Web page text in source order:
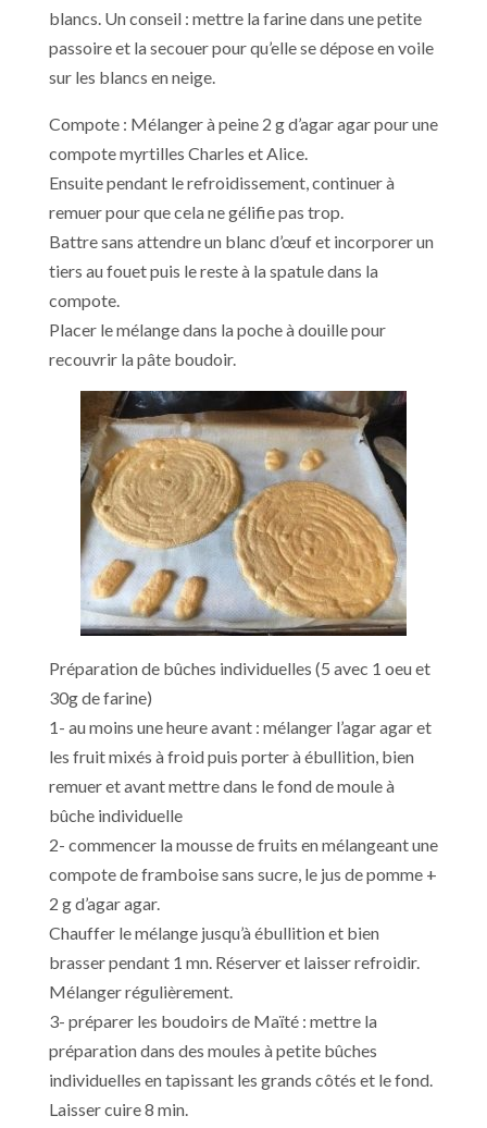
blancs. Un conseil : mettre la farine dans une petite
passoire et la secouer pour qu’elle se dépose en voile
sur les blancs en neige.
Compote : Mélanger à peine 2 g d’agar agar pour une
compote myrtilles Charles et Alice.
Ensuite pendant le refroidissement, continuer à
remuer pour que cela ne gélifie pas trop.
Battre sans attendre un blanc d’œuf et incorporer un
tiers au fouet puis le reste à la spatule dans la
compote.
Placer le mélange dans la poche à douille pour
recouvrir la pâte boudoir.
Préparation de bûches individuelles (5 avec 1 oeu et
30g de farine)
1- au moins une heure avant : mélanger l’agar agar et
les fruit mixés à froid puis porter à ébullition, bien
remuer et avant mettre dans le fond de moule à
bûche individuelle
2- commencer la mousse de fruits en mélangeant une
compote de framboise sans sucre, le jus de pomme +
2 g d’agar agar.
Chauffer le mélange jusqu’à ébullition et bien
brasser pendant 1 mn. Réserver et laisser refroidir.
Mélanger régulièrement.
3- préparer les boudoirs de Maïté : mettre la
préparation dans des moules à petite bûches
individuelles en tapissant les grands côtés et le fond.
Laisser cuire 8 min.